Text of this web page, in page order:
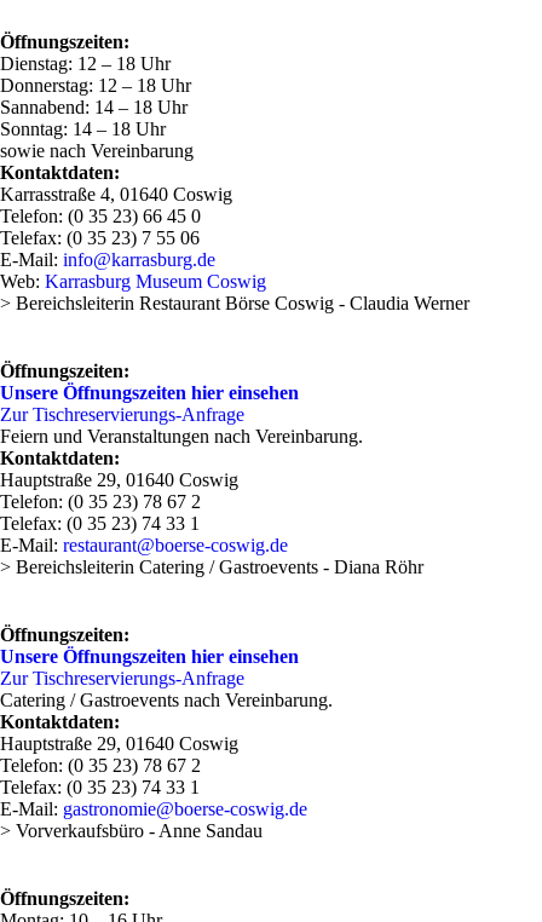
Öffnungszeiten:
Dienstag: 12 – 18 Uhr
Donnerstag: 12 – 18 Uhr
Sannabend: 14 – 18 Uhr
Sonntag: 14 – 18 Uhr
sowie nach Vereinbarung
Kontaktdaten:
Karrasstraße 4, 01640 Coswig
Telefon: (0 35 23) 66 45 0
Telefax: (0 35 23) 7 55 06
E-Mail: info@karrasburg.de
Web: Karrasburg Museum Coswig
> Bereichsleiterin Restaurant Börse Coswig - Claudia Werner
Öffnungszeiten:
Unsere Öffnungszeiten hier einsehen
Zur Tischreservierungs-Anfrage
Feiern und Veranstaltungen nach Vereinbarung.
Kontaktdaten:
Hauptstraße 29, 01640 Coswig
Telefon: (0 35 23) 78 67 2
Telefax: (0 35 23) 74 33 1
E-Mail: restaurant@boerse-coswig.de
> Bereichsleiterin Catering / Gastroevents - Diana Röhr
Öffnungszeiten:
Unsere Öffnungszeiten hier einsehen
Zur Tischreservierungs-Anfrage
Catering / Gastroevents nach Vereinbarung.
Kontaktdaten:
Hauptstraße 29, 01640 Coswig
Telefon: (0 35 23) 78 67 2
Telefax: (0 35 23) 74 33 1
E-Mail: gastronomie@boerse-coswig.de
> Vorverkaufsbüro - Anne Sandau
Öffnungszeiten: